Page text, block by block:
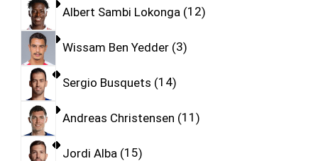
Albert Sambi Lokonga 12
Wissam Ben Yedder 3
Sergio Busquets 14
Andreas Christensen 11
Jordi Alba 15